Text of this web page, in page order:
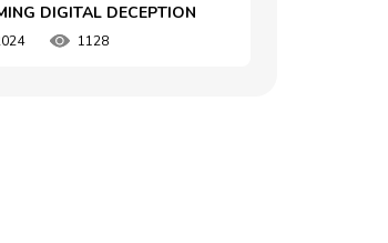
DIGITAL DECEPTION
1128